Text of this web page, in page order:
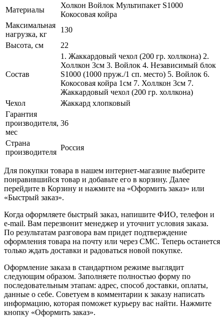
Материалы
Холкон Войлок Мультипакет S1000
Кокосовая койра
Максимальная
нагрузка, кг
130
Высота, см
22
Состав
1. Жаккардовый чехол (200 гр. холлкона) 2.
Холлкон 3см 3. Войлок 4. Независимый блок
S1000 (1000 пруж./1 сп. место) 5. Войлок 6.
Кокосовая койра 1см 7. Холлкон 3см 7.
Жаккардовый чехол (200 гр. холлкона)
Чехол
Жаккард хлопковый
Гарантия
производителя,
мес
36
Страна
производителя
Россия
Для покупки товара в нашем интернет-магазине выберите
понравившийся товар и добавьте его в корзину. Далее
перейдите в Корзину и нажмите на «Оформить заказ» или
«Быстрый заказ».
Когда оформляете быстрый заказ, напишите ФИО, телефон и
e-mail. Вам перезвонит менеджер и уточнит условия заказа.
По результатам разговора вам придет подтверждение
оформления товара на почту или через СМС. Теперь останется
только ждать доставки и радоваться новой покупке.
Оформление заказа в стандартном режиме выглядит
следующим образом. Заполняете полностью форму по
последовательным этапам: адрес, способ доставки, оплаты,
данные о себе. Советуем в комментарии к заказу написать
информацию, которая поможет курьеру вас найти. Нажмите
кнопку «Оформить заказ».